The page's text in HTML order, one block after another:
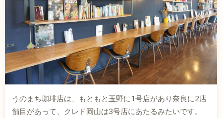
うのまち珈琲店は、もともと玉野に1号店があり奈良に2店
舗目があって、クレド岡山は3号店にあたるみたいです。